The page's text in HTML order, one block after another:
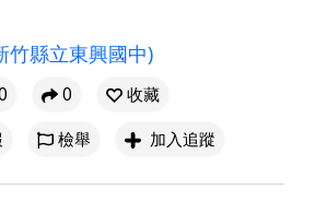
竹縣立東興國中)
0
收藏
檢舉 加入追蹤